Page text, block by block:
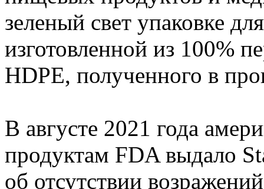
зеленый свет упаковке
изготовленной из 100%
HDPE, полученного в
В августе 2021 года
продуктам FDA выдало
об отсутствии